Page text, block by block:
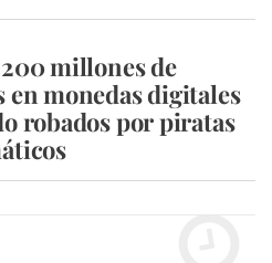
millones de
en monedas digitales
robados por piratas